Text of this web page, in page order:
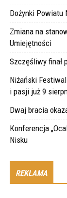
Dożynki Powiatu
Zmiana na
Umiejętności
Szczęśliwy finał
Niżański
i pasji już 9
Dwaj bracia
Konferencja
Nisku
REKLAMA